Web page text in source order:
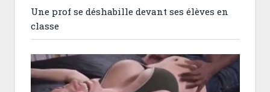
Une prof se déshabille devant ses élèves en
classe